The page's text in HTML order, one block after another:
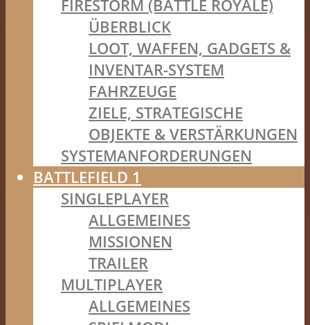
FIRESTORM (BATTLE ROYALE)
ÜBERBLICK
LOOT, WAFFEN, GADGETS &
INVENTAR-SYSTEM
FAHRZEUGE
ZIELE, STRATEGISCHE
OBJEKTE & VERSTÄRKUNGEN
SYSTEMANFORDERUNGEN
BATTLEFIELD 1
SINGLEPLAYER
ALLGEMEINES
MISSIONEN
TRAILER
MULTIPLAYER
ALLGEMEINES